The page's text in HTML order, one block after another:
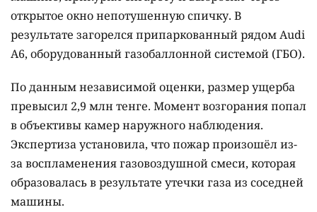
открытое окно непотушенную спичку. В
результате загорелся припаркованный рядом Audi
A6, оборудованный газобаллонной системой (ГБО).
По данным независимой оценки, размер ущерба
превысил 2,9 млн тенге. Момент возгорания попал
в объективы камер наружного наблюдения.
Экспертиза установила, что пожар произошёл из-
за воспламенения газовоздушной смеси, которая
образовалась в результате утечки газа из соседней
машины.